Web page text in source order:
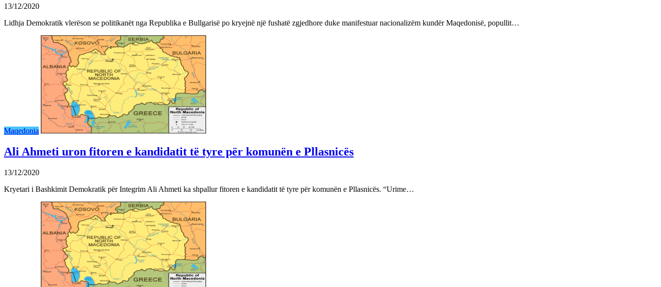
13/12/2020
Lidhja Demokratik vlerëson se politikanët nga Republika e Bullgarisë po kryejnë një fushatë zgjedhore duke manifestuar nacionalizëm kundër Maqedonisë, popullit…
Maqedonia
Ali Ahmeti uron fitoren e kandidatit të tyre për komunën e Pllasnicës
13/12/2020
Kryetari i Bashkimit Demokratik për Integrim Ali Ahmeti ka shpallur fitoren e kandidatit të tyre për komunën e Pllasnicës. “Urime…